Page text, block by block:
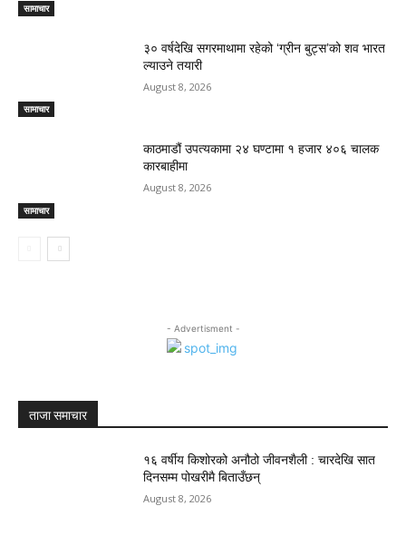
सामाचार
सामाचार
३० वर्षदेखि सगरमाथामा रहेको ‘ग्रीन बुट्स’को शव भारत
ल्याउने तयारी
August 8, 2026
सामाचार
काठमाडौं उपत्यकामा २४ घण्टामा १ हजार ४०६ चालक
कारबाहीमा
August 8, 2026
- Advertisment -
ताजा समाचार
१६ वर्षीय किशोरको अनौठो जीवनशैली : चारदेखि सात
दिनसम्म पोखरीमै बिताउँछन्
August 8, 2026